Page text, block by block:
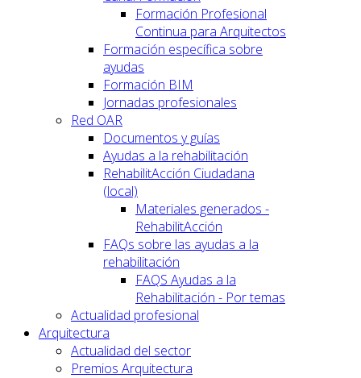
Formación Profesional
Continua para Arquitectos
Formación específica sobre
ayudas
Formación BIM
Jornadas profesionales
Red OAR
Documentos y guías
Ayudas a la rehabilitación
RehabilitAcción Ciudadana
(local)
Materiales generados -
RehabilitAcción
FAQs sobre las ayudas a la
rehabilitación
FAQS Ayudas a la
Rehabilitación - Por temas
Actualidad profesional
Arquitectura
Actualidad del sector
Premios Arquitectura